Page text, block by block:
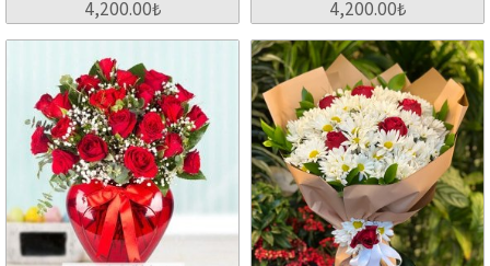
4,200.00₺ 4,200.00₺